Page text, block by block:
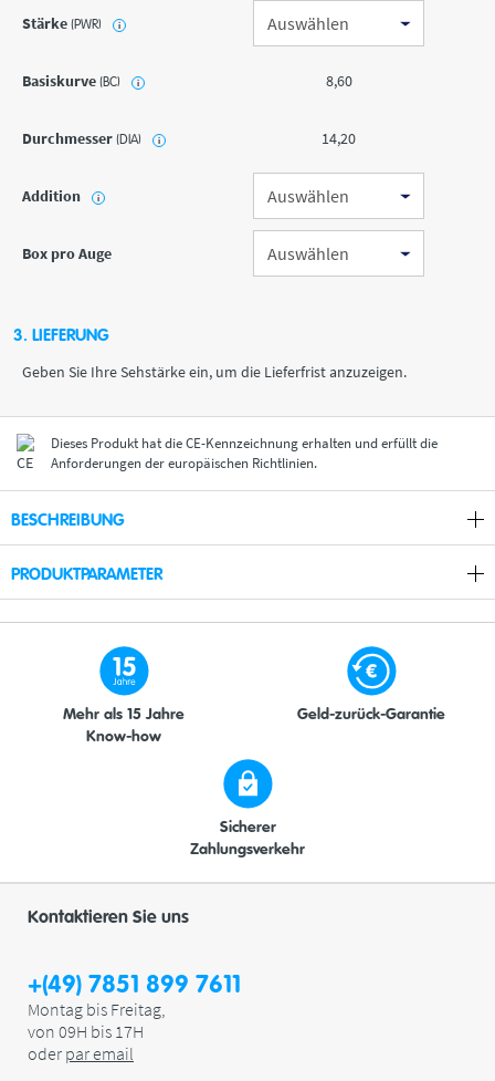
BESCHREIBUNG
PRODUKTPARAMETER
Stärke(PWR) i
Basiskurve(BC) i 8,60
Durchmesser(DIA) i 14,20
Addition i
Box pro Auge
3. LIEFERUNG
Geben Sie Ihre Sehstärke ein, um die Lieferfrist anzuzeigen.
Dieses Produkt hat die CE-Kennzeichnung erhalten und erfüllt die
Anforderungen der europäischen Richtlinien.
Mehr als 15 Jahre
Know-how
Sicherer
Zahlungsverkehr
Geld-zurück-Garantie
Kontaktieren Sie uns
+(49) 7851 899 7611
Montag bis Freitag,
von 09H bis 17H
oder paremail